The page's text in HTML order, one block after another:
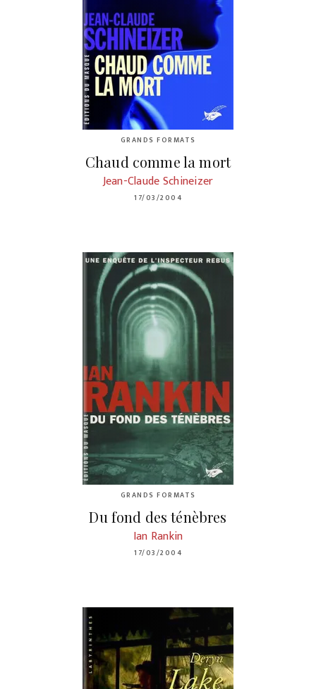
GRANDS FORMATS
Chaud comme la mort
Jean-Claude Schineizer
17/03/2004
GRANDS FORMATS
Du fond des ténèbres
Ian Rankin
17/03/2004